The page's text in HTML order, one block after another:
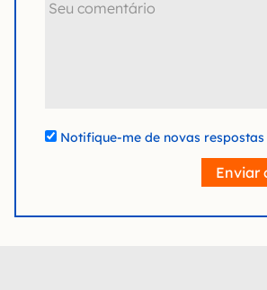
Notifique-me de novas
Enviar